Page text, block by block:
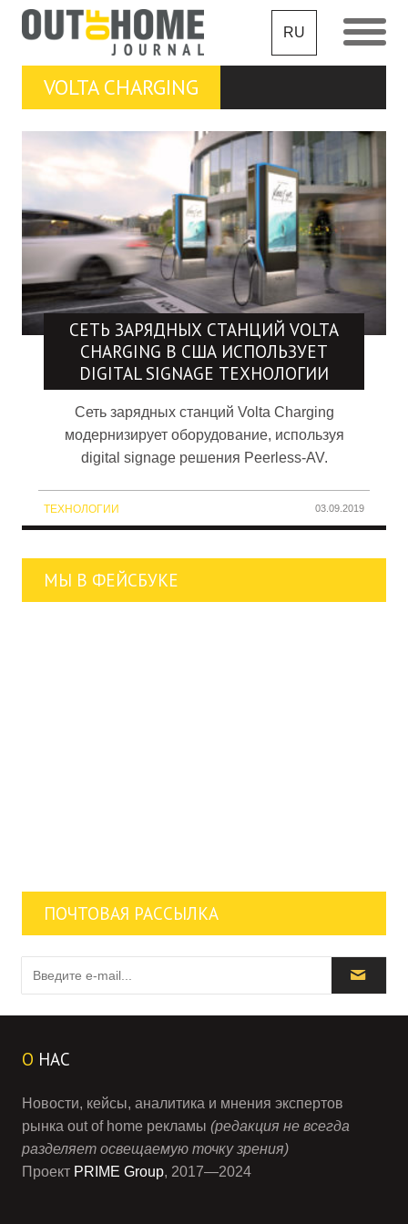
RU
VOLTA CHARGING
СЕТЬ ЗАРЯДНЫХ СТАНЦИЙ VOLTA
CHARGING В США ИСПОЛЬЗУЕТ
DIGITAL SIGNAGE ТЕХНОЛОГИИ
Сеть зарядных станций Volta Charging
модернизирует оборудование, используя
digital signage решения Peerless-AV.
ТЕХНОЛОГИИ 03.09.2019
МЫ В ФЕЙСБУКЕ
ПОЧТОВАЯ РАССЫЛКА
О НАС
Новости, кейсы, аналитика и мнения экспертов
рынка out of home рекламы (редакция не всегда
разделяет освещаемую точку зрения)
Проект PRIME Group, 2017—2024